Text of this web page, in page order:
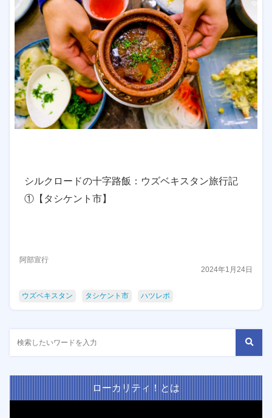
シルクロードの十字路飯：ウズベキスタン旅行記
①【タシケント市】
阿部宣行
2024年1月24日
ウズベキスタン タシケント市 ハツレポ
ローカリティ！とは